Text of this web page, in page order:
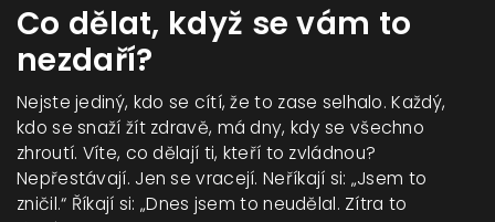
Co dělat, když se vám to
nezdaří?
Nejste jediný, kdo se cítí, že to zase selhalo. Každý,
kdo se snaží žít zdravě, má dny, kdy se všechno
zhroutí. Víte, co dělají ti, kteří to zvládnou?
Nepřestávají. Jen se vracejí. Neříkají si: „Jsem to
zničil.“ Říkají si: „Dnes jsem to neudělal. Zítra to